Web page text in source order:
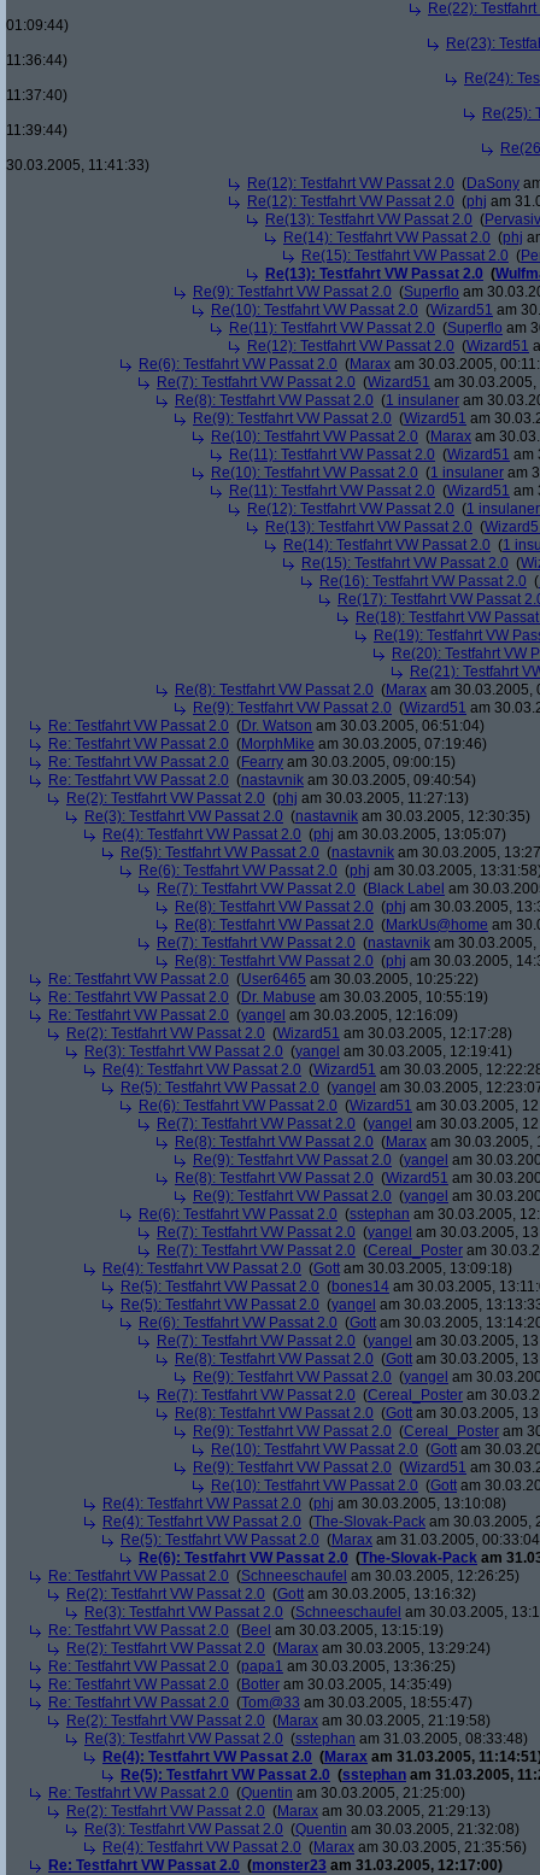
Re(22):
01:09:44)
Re(23):
11:36:44)
Re(24):
11:37:40)
Re(25):
11:39:44)
30.03.2005, 11:41:33)
Re(12): Testfahrt VW Passat 2.0 (DaSony
Re(12): Testfahrt VW Passat 2.0 (phj am
Re(13): Testfahrt VW Passat 2.0 (
Re(14): Testfahrt VW Passat 2.0 (phj
Re(15): Testfahrt VW Passat 2.0 (
Re(13): Testfahrt VW Passat 2.0 (
Re(9): Testfahrt VW Passat 2.0 (Superflo am
Re(10): Testfahrt VW Passat 2.0 (Wizard51 am
Re(11): Testfahrt VW Passat 2.0 (Superflo am
Re(12): Testfahrt VW Passat 2.0 (Wizard51
Re(6): Testfahrt VW Passat 2.0 (Marax am 30.03.2005,
Re(7): Testfahrt VW Passat 2.0 (Wizard51 am
Re(8): Testfahrt VW Passat 2.0 (1 insulaner am
Re(9): Testfahrt VW Passat 2.0 (Wizard51 am
Re(10): Testfahrt VW Passat 2.0 (Marax am
Re(11): Testfahrt VW Passat 2.0 (Wizard51 am
Re(10): Testfahrt VW Passat 2.0 (1 insulaner am
Re(11): Testfahrt VW Passat 2.0 (Wizard51 am
Re(12): Testfahrt VW Passat 2.0 (1 insulaner
Re(13): Testfahrt VW Passat 2.0 (
Re(14): Testfahrt VW Passat 2.0 (1
Re(15): Testfahrt VW Passat 2.0 (
Re(16): Testfahrt VW Passat 2.0 (
Re(17): Testfahrt VW Passat
Re(18): Testfahrt VW
Re(19): Testfahrt VW
Re(20): Testfahrt VW
Re(21): Testfahrt
Re(8): Testfahrt VW Passat 2.0 (Marax am 30.03.2005,
Re(9): Testfahrt VW Passat 2.0 (Wizard51 am
Re: Testfahrt VW Passat 2.0 (Dr. Watson am 30.03.2005, 06:51:04)
Re: Testfahrt VW Passat 2.0 (MorphMike am 30.03.2005, 07:19:46)
Re: Testfahrt VW Passat 2.0 (Fearry am 30.03.2005, 09:00:15)
Re: Testfahrt VW Passat 2.0 (nastavnik am 30.03.2005, 09:40:54)
Re(2): Testfahrt VW Passat 2.0 (phj am 30.03.2005, 11:27:13)
Re(3): Testfahrt VW Passat 2.0 (nastavnik am 30.03.2005, 12:30:35)
Re(4): Testfahrt VW Passat 2.0 (phj am 30.03.2005, 13:05:07)
Re(5): Testfahrt VW Passat 2.0 (nastavnik am 30.03.2005,
Re(6): Testfahrt VW Passat 2.0 (phj am 30.03.2005,
Re(7): Testfahrt VW Passat 2.0 (Black Label am
Re(8): Testfahrt VW Passat 2.0 (phj am 30.03.2005,
Re(8): Testfahrt VW Passat 2.0 (MarkUs@home am
Re(7): Testfahrt VW Passat 2.0 (nastavnik am 30.03.2005,
Re(8): Testfahrt VW Passat 2.0 (phj am 30.03.2005,
Re: Testfahrt VW Passat 2.0 (User6465 am 30.03.2005, 10:25:22)
Re: Testfahrt VW Passat 2.0 (Dr. Mabuse am 30.03.2005, 10:55:19)
Re: Testfahrt VW Passat 2.0 (yangel am 30.03.2005, 12:16:09)
Re(2): Testfahrt VW Passat 2.0 (Wizard51 am 30.03.2005, 12:17:28)
Re(3): Testfahrt VW Passat 2.0 (yangel am 30.03.2005, 12:19:41)
Re(4): Testfahrt VW Passat 2.0 (Wizard51 am 30.03.2005,
Re(5): Testfahrt VW Passat 2.0 (yangel am 30.03.2005,
Re(6): Testfahrt VW Passat 2.0 (Wizard51 am 30.03.2005,
Re(7): Testfahrt VW Passat 2.0 (yangel am 30.03.2005,
Re(8): Testfahrt VW Passat 2.0 (Marax am 30.03.2005,
Re(9): Testfahrt VW Passat 2.0 (yangel am
Re(8): Testfahrt VW Passat 2.0 (Wizard51 am
Re(9): Testfahrt VW Passat 2.0 (yangel am
Re(6): Testfahrt VW Passat 2.0 (sstephan am 30.03.2005,
Re(7): Testfahrt VW Passat 2.0 (yangel am 30.03.2005,
Re(7): Testfahrt VW Passat 2.0 (Cereal_Poster am
Re(4): Testfahrt VW Passat 2.0 (Gott am 30.03.2005, 13:09:18)
Re(5): Testfahrt VW Passat 2.0 (bones14 am 30.03.2005,
Re(5): Testfahrt VW Passat 2.0 (yangel am 30.03.2005,
Re(6): Testfahrt VW Passat 2.0 (Gott am 30.03.2005,
Re(7): Testfahrt VW Passat 2.0 (yangel am 30.03.2005,
Re(8): Testfahrt VW Passat 2.0 (Gott am 30.03.2005,
Re(9): Testfahrt VW Passat 2.0 (yangel am
Re(7): Testfahrt VW Passat 2.0 (Cereal_Poster am
Re(8): Testfahrt VW Passat 2.0 (Gott am 30.03.2005,
Re(9): Testfahrt VW Passat 2.0 (Cereal_Poster am
Re(10): Testfahrt VW Passat 2.0 (Gott am
Re(9): Testfahrt VW Passat 2.0 (Wizard51 am
Re(10): Testfahrt VW Passat 2.0 (Gott am
Re(4): Testfahrt VW Passat 2.0 (phj am 30.03.2005, 13:10:08)
Re(4): Testfahrt VW Passat 2.0 (The-Slovak-Pack am 30.03.2005,
Re(5): Testfahrt VW Passat 2.0 (Marax am 31.03.2005,
Re(6): Testfahrt VW Passat 2.0 (The-Slovak-Pack am
Re: Testfahrt VW Passat 2.0 (Schneeschaufel am 30.03.2005, 12:26:25)
Re(2): Testfahrt VW Passat 2.0 (Gott am 30.03.2005, 13:16:32)
Re(3): Testfahrt VW Passat 2.0 (Schneeschaufel am 30.03.2005,
Re: Testfahrt VW Passat 2.0 (Beel am 30.03.2005, 13:15:19)
Re(2): Testfahrt VW Passat 2.0 (Marax am 30.03.2005, 13:29:24)
Re: Testfahrt VW Passat 2.0 (papa1 am 30.03.2005, 13:36:25)
Re: Testfahrt VW Passat 2.0 (Botter am 30.03.2005, 14:35:49)
Re: Testfahrt VW Passat 2.0 (Tom@33 am 30.03.2005, 18:55:47)
Re(2): Testfahrt VW Passat 2.0 (Marax am 30.03.2005, 21:19:58)
Re(3): Testfahrt VW Passat 2.0 (sstephan am 31.03.2005, 08:33:48)
Re(4): Testfahrt VW Passat 2.0 (Marax am 31.03.2005,
Re(5): Testfahrt VW Passat 2.0 (sstephan am 31.03.2005,
Re: Testfahrt VW Passat 2.0 (Quentin am 30.03.2005, 21:25:00)
Re(2): Testfahrt VW Passat 2.0 (Marax am 30.03.2005, 21:29:13)
Re(3): Testfahrt VW Passat 2.0 (Quentin am 30.03.2005, 21:32:08)
Re(4): Testfahrt VW Passat 2.0 (Marax am 30.03.2005, 21:35:56)
Re: Testfahrt VW Passat 2.0 (monster23 am 31.03.2005, 12:17:00)